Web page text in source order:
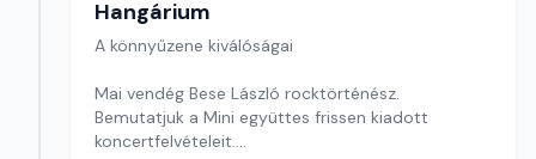
Hangárium
A könnyűzene kiválóságai
Mai vendég Bese László rocktörténész.
Bemutatjuk a Mini együttes frissen kiadott
koncertfelvételeit.